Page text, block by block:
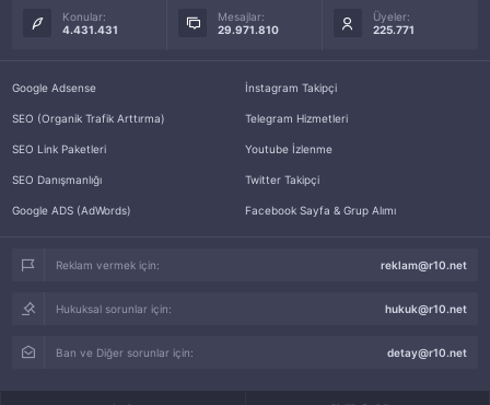
Konular:
4.431.431
Mesajlar:
29.971.810
Üyeler:
225.771
Google Adsense
SEO (Organik Trafik Arttırma)
SEO Link Paketleri
SEO Danışmanlığı
Google ADS (AdWords)
İnstagram Takipçi
Telegram Hizmetleri
Youtube İzlenme
Twitter Takipçi
Facebook Sayfa & Grup Alımı
Reklam vermek için: reklam@r10.net
Hukuksal sorunlar için: hukuk@r10.net
Ban ve Diğer sorunlar için: detay@r10.net